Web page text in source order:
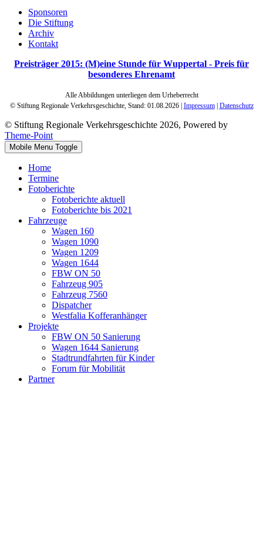
Sponsoren
Die Stiftung
Archiv
Kontakt
Preisträger 2015: (M)eine Stunde für Wuppertal - Preis für
besonderes Ehrenamt
Alle Abbildungen unterliegen dem Urheberrecht
© Stiftung Regionale Verkehrsgeschichte, Stand: 01.08.2026 Impressum| Datenschutz
© Stiftung Regionale Verkehrsgeschichte 2026, Powered by
Theme-Point
Mobile Menu Toggle
Home
Termine
Fotoberichte
Fotoberichte aktuell
Fotoberichte bis 2021
Fahrzeuge
Wagen 160
Wagen 1090
Wagen 1209
Wagen 1644
FBW ON 50
Fahrzeug 905
Fahrzeug 7560
Dispatcher
Westfalia Kofferanhänger
Projekte
FBW ON 50 Sanierung
Wagen 1644 Sanierung
Stadtrundfahrten für Kinder
Forum für Mobilität
Partner